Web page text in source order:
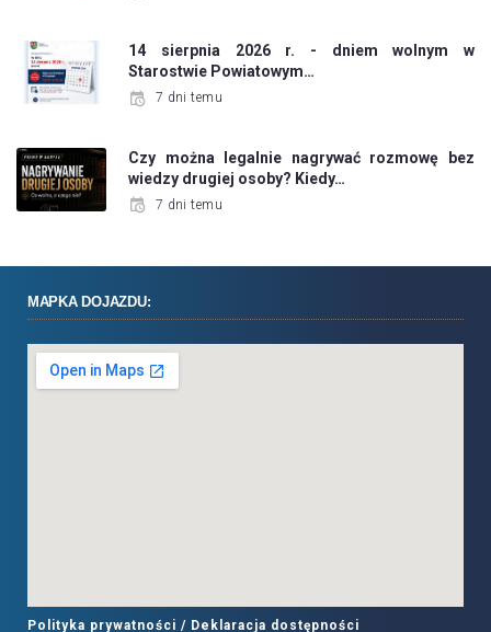
14 sierpnia 2026 r. - dniem wolnym w
Starostwie Powiatowym…
7 dni temu
Czy można legalnie nagrywać rozmowę bez
wiedzy drugiej osoby? Kiedy…
7 dni temu
MAPKA DOJAZDU:
Polityka prywatności / Deklaracja dostępności